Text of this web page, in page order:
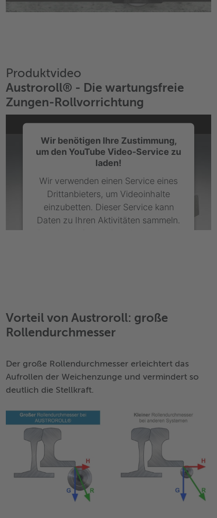
Produktvideo
Austroroll® - Die wartungsfreie
Zungen-Rollvorrichtung
Wir benötigen Ihre Zustimmung,
um den YouTube Video-Service zu
laden!
Wir verwenden einen Service eines
Drittanbieters, um Videoinhalte
einzubetten. Dieser Service kann
Daten zu Ihren Aktivitäten sammeln.
Akzeptieren
Powered byUsercentrics Consent
Vorteil von Austroroll: große
Rollendurchmesser
Der große Rollendurchmesser erleichtert das
Aufrollen der Weichenzunge und vermindert so
deutlich die Stellkraft.